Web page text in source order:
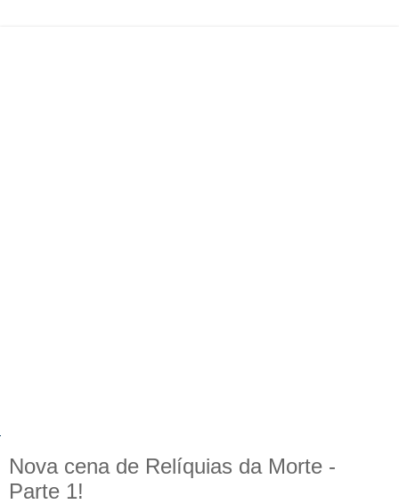
Nova cena de Relíquias da Morte -
Parte 1!